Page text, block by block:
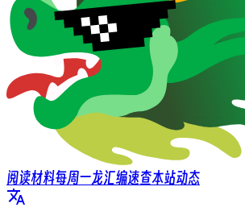
阅读材料每周一龙汇编速查本站动态